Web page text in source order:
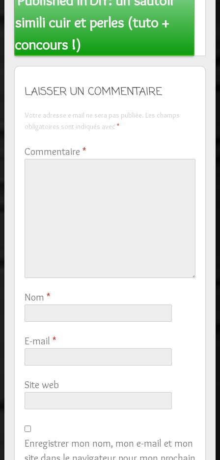
navigation
simili cuir et perles (tuto +
concours !)
LAISSER UN COMMENTAIRE
Votre adresse e-mail ne sera pas publiée. Les champs
obligatoires sont indiqués avec *
Commentaire *
Nom *
E-mail *
Site web
Enregistrer mon nom, mon e-mail et mon